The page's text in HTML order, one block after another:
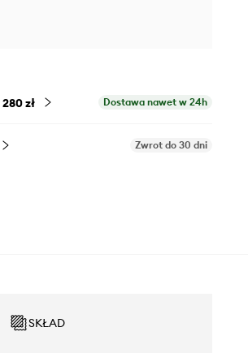
280 zł Dostawa nawet w 24h
Zwrot do 30 dni
SKŁAD